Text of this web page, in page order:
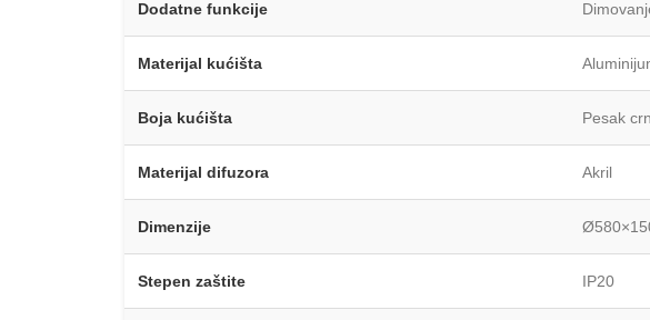
Dodatne funkcije
Materijal kućišta
Boja kućišta Pesak
Materijal difuzora Akril
Dimenzije
Stepen zaštite IP20